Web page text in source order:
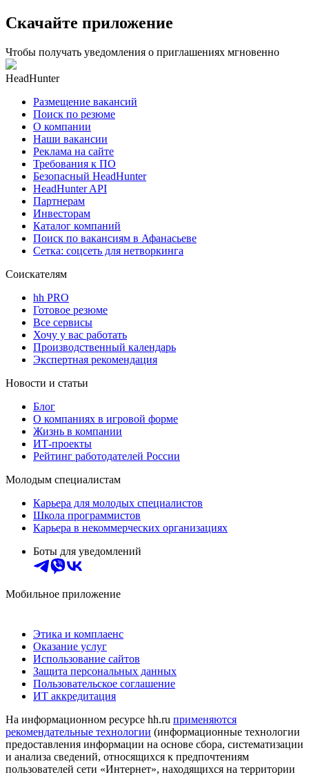
Скачайте приложение
Чтобы получать уведомления о приглашениях мгновенно
HeadHunter
Размещение вакансий
Поиск по резюме
О компании
Наши вакансии
Реклама на сайте
Требования к ПО
Безопасный HeadHunter
HeadHunter API
Партнерам
Инвесторам
Каталог компаний
Поиск по вакансиям в Афанасьеве
Сетка: соцсеть для нетворкинга
Соискателям
hh PRO
Готовое резюме
Все сервисы
Хочу у вас работать
Производственный календарь
Экспертная рекомендация
Новости и статьи
Блог
О компаниях в игровой форме
Жизнь в компании
ИТ-проекты
Рейтинг работодателей России
Молодым специалистам
Карьера для молодых специалистов
Школа программистов
Карьера в некоммерческих организациях
Боты для уведомлений
Мобильное приложение
Этика и комплаенс
Оказание услуг
Использование сайтов
Защита персональных данных
Пользовательское соглашение
ИТ аккредитация
На информационном ресурсе hh.ru применяются
рекомендательные технологии (информационные технологии
предоставления информации на основе сбора, систематизации
и анализа сведений, относящихся к предпочтениям
пользователей сети «Интернет», находящихся на территории